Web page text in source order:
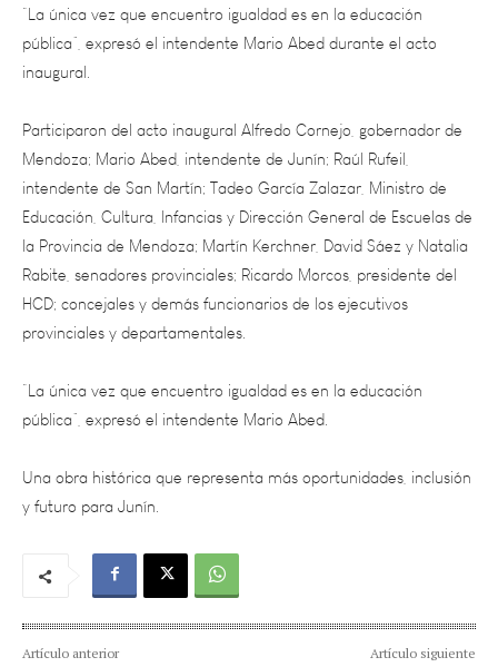
inaugural.
Participaron del acto inaugural Alfredo Cornejo, gobernador de
Mendoza; Mario Abed, intendente de Junín; Raúl Rufeil,
intendente de San Martín; Tadeo García Zalazar, Ministro de
Educación, Cultura, Infancias y Dirección General de Escuelas de
la Provincia de Mendoza; Martín Kerchner, David Sáez y Natalia
Rabite, senadores provinciales; Ricardo Morcos, presidente del
HCD; concejales y demás funcionarios de los ejecutivos
provinciales y departamentales.
“La única vez que encuentro igualdad es en la educación
pública”, expresó el intendente Mario Abed.
Una obra histórica que representa más oportunidades, inclusión
y futuro para Junín.
Artículo anterior Artículo siguiente